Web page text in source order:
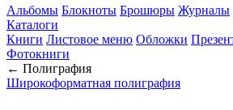
Альбомы Блокноты Брошюры Журналы
Каталоги
Книги Листовое меню Обложки
Фотокниги
← Полиграфия
Широкоформатная полиграфия